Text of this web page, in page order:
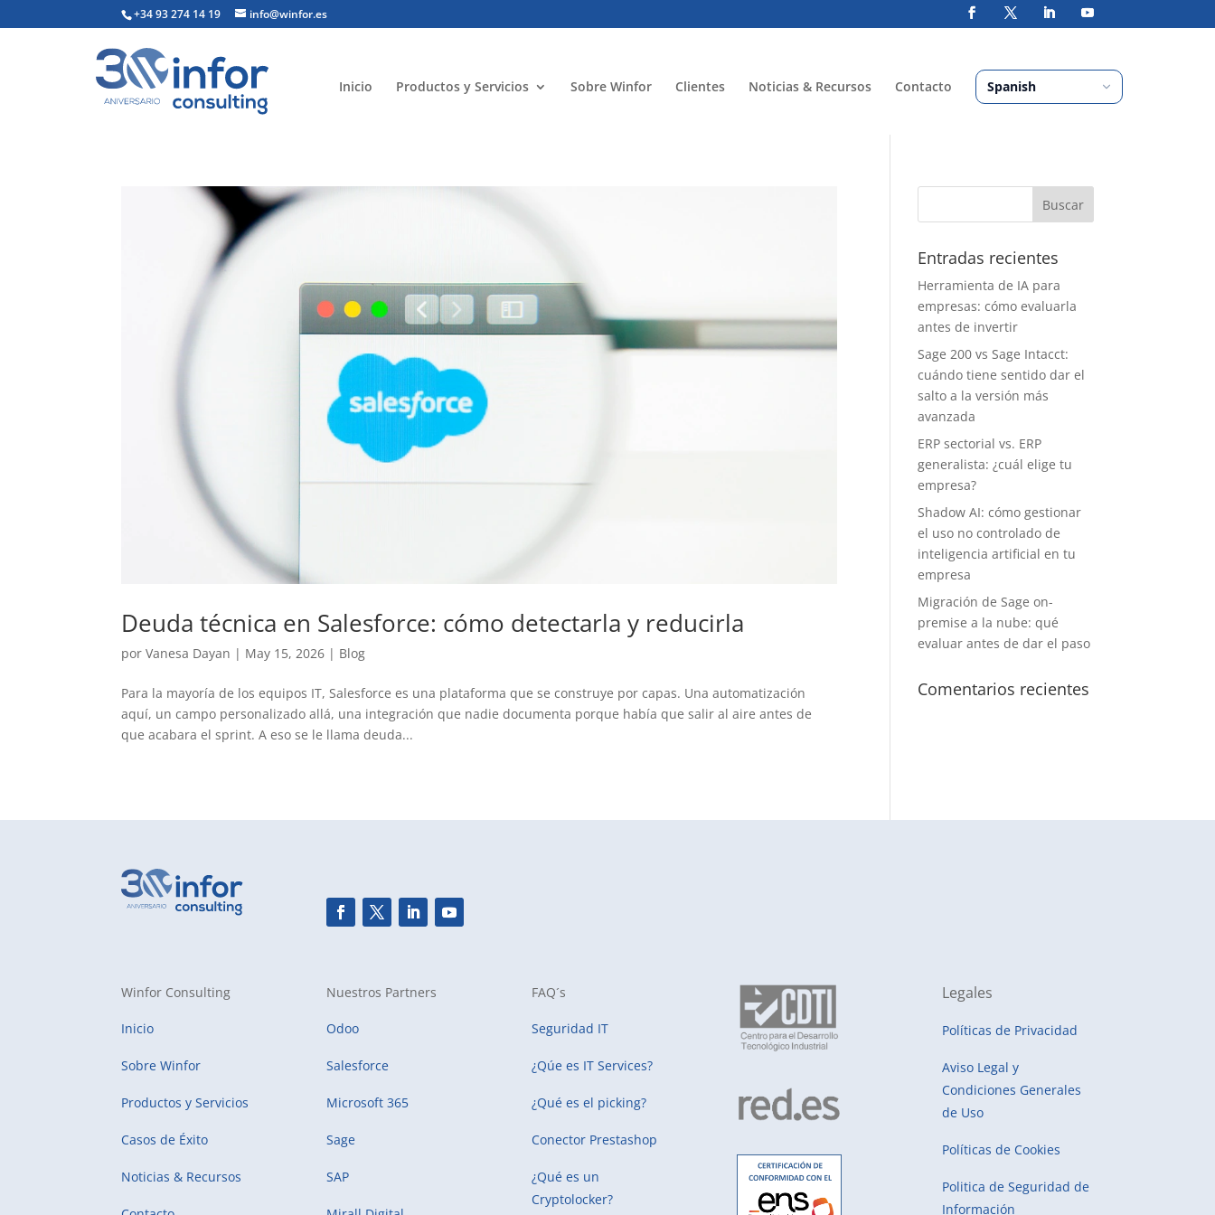
+34 93 274 14 19 info@winfor.es
Inicio Productos y Servicios Sobre Winfor Clientes Noticias & Recursos Contacto
Deuda técnica en Salesforce: cómo detectarla y reducirla
porVanesa Dayan | May 15, 2026 | Blog
Para la mayoría de los equipos IT, Salesforce es una plataforma que se construye por capas. Una automatización
aquí, un campo personalizado allá, una integración que nadie documenta porque había que salir al aire antes de
que acabara el sprint. A eso se le llama deuda...
Entradas recientes
Herramienta de IA para
empresas: cómo evaluarla
antes de invertir
Sage 200 vs Sage Intacct:
cuándo tiene sentido dar el
salto a la versión más
avanzada
ERP sectorial vs. ERP
generalista: ¿cuál elige tu
empresa?
Shadow AI: cómo gestionar
el uso no controlado de
inteligencia artificial en tu
empresa
Migración de Sage on-
premise a la nube: qué
evaluar antes de dar el paso
Comentarios recientes
Winfor Consulting
Inicio
Sobre Winfor
Productos y Servicios
Casos de Éxito
Noticias & Recursos
Nuestros Partners
Odoo
Salesforce
Microsoft 365
Sage
SAP
FAQ´s
Seguridad IT
¿Qúe es IT Services?
¿Qué es el picking?
Conector Prestashop
¿Qué es un
Cryptolocker?
Legales
Políticas de Privacidad
Aviso Legal y
Condiciones Generales
de Uso
Políticas de Cookies
Politica de Seguridad de
Información